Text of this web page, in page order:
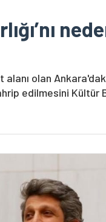
olan
edilmesini Kültür